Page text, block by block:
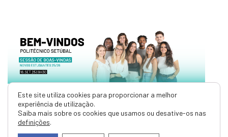
O Politécnico de Setúbal (IPS) dá oficialmente as
boas-vindas aos/às novos/as estudantes, com uma
sessão agendada para o próximo
das 09h30, pensada com um primeiro momento
Este site utiliza cookies para proporcionar a melhor
experiência de utilização.
Saiba mais sobre os cookies que usamos ou desative-os nas
definições.